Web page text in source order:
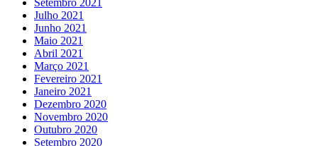
Setembro 2021
Julho 2021
Junho 2021
Maio 2021
Abril 2021
Março 2021
Fevereiro 2021
Janeiro 2021
Dezembro 2020
Novembro 2020
Outubro 2020
Setembro 2020